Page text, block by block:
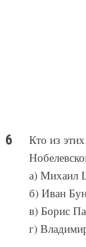
Кто из
а) Михаил
б) Иван
в) Борис
г)